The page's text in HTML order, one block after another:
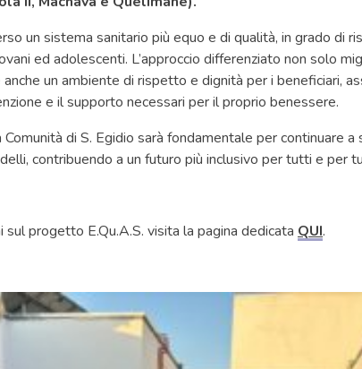
un sistema sanitario più equo e di qualità, in grado di
ed adolescenti. L’approccio differenziato non solo
un ambiente di rispetto e dignità per i beneficiari,
e il supporto necessari per il proprio benessere.
Comunità di S. Egidio sarà fondamentale per continuare a
contribuendo a un futuro più inclusivo per tutti e per
sul progetto E.Qu.A.S. visita la pagina dedicata QUI.